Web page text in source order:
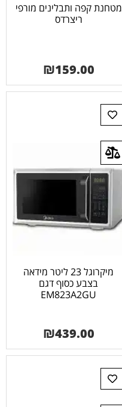
מטחנת קפה ותבלינים מורפי
ריצרדס
₪159.00
מיקרוגל 23 ליטר מידאה
בצבע כסוף דגם
EM823A2GU
₪439.00